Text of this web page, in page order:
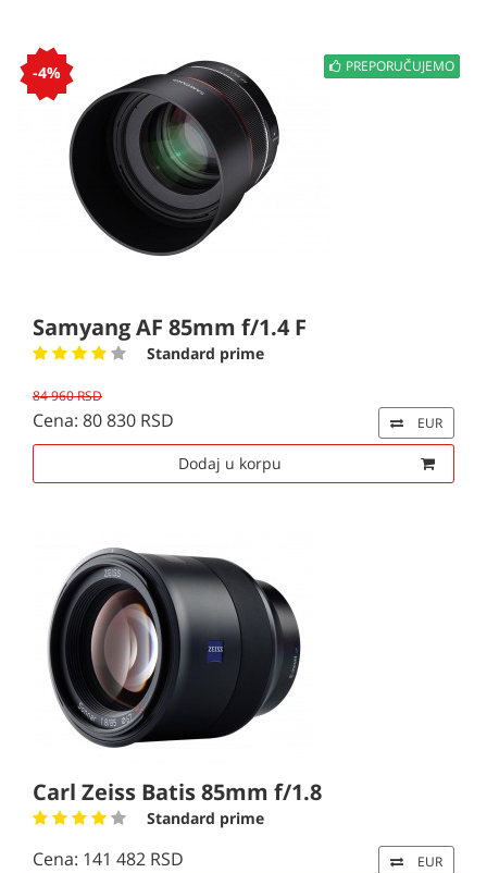
PREPORUČUJEMO
-4%
Samyang AF 85mm f/1.4 F
Standard prime
84 960 RSD
Cena: 80 830 RSD EUR
Dodaj u korpu
Carl Zeiss Batis 85mm f/1.8
Standard prime
Cena: 141 482 RSD EUR